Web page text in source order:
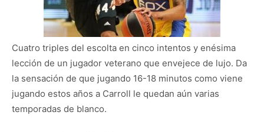
Cuatro triples del escolta en cinco intentos y enésima
lección de un jugador veterano que envejece de lujo. Da
la sensación de que jugando 16-18 minutos como viene
jugando estos años a Carroll le quedan aún varias
temporadas de blanco.